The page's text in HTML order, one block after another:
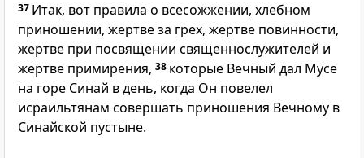
37 Итак, вот правила о всесожжении, хлебном
приношении, жертве за грех, жертве повинности,
жертве при посвящении священнослужителей и
жертве примирения, 38 которые Вечный дал Мусе
на горе Синай в день, когда Он повелел
исраильтянам совершать приношения Вечному в
Синайской пустыне.